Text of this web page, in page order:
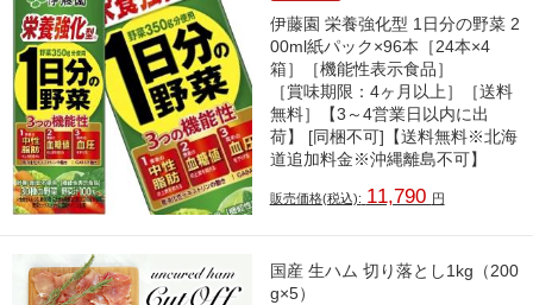
伊藤園 栄養強化型 1日分の野菜 2
00ml紙パック×96本［24本×4
箱］［機能性表示食品］
［賞味期限：4ヶ月以上］［送料
無料］【3～4営業日以内に出
荷】 [同梱不可]【送料無料※北海
道追加料金※沖縄離島不可】
販売価格(税込): 11,790 円
国産 生ハム 切り落とし1kg（200
g×5）